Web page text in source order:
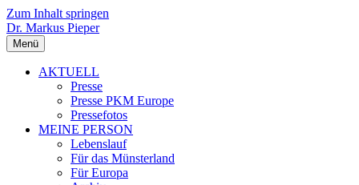
Zum Inhalt springen
Dr. Markus Pieper
Menü
AKTUELL
Presse
Presse PKM Europe
Pressefotos
MEINE PERSON
Lebenslauf
Für das Münsterland
Für Europa